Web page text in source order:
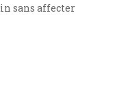
sans affecter